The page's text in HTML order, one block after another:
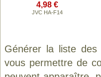
4,98 €
JVC HA-F14
Générer la liste
vous permettre de